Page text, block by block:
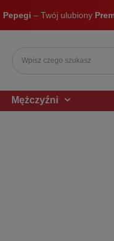
Pepegi – Twój ulubiony
Mężczyźni